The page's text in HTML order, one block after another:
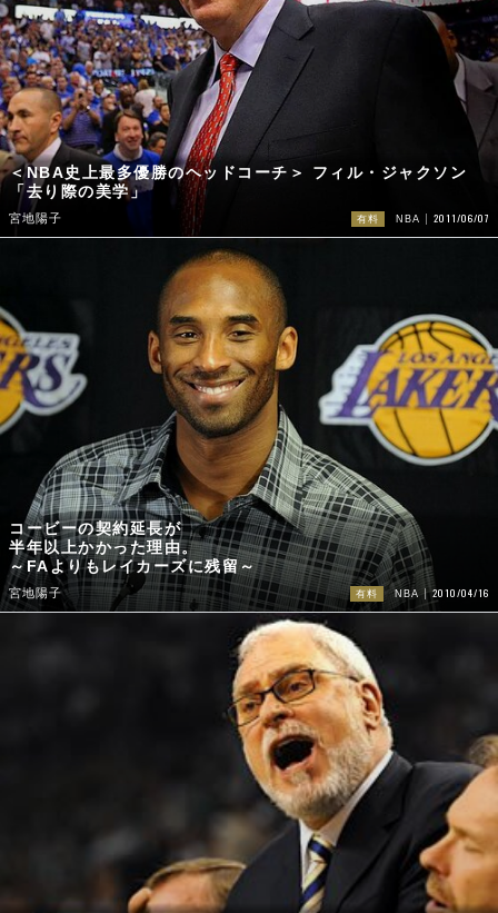
＜NBA史上最多優勝のヘッドコーチ＞ フィル・ジャクソン
「去り際の美学」
宮地陽子 有料 NBA 2011/06/07
コービーの契約延長が
半年以上かかった理由。
～FAよりもレイカーズに残留～
宮地陽子 有料 NBA 2010/04/16